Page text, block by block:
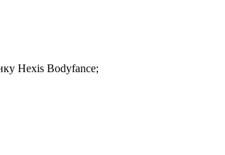
Hexis Bodyfance;